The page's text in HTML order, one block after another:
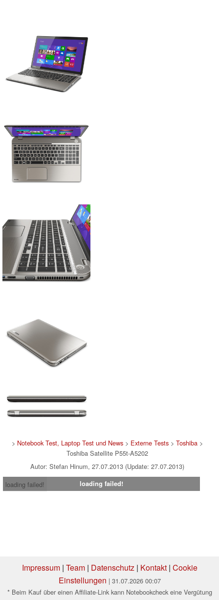
> Notebook Test, Laptop Test und News> Externe Tests> Toshiba>
Toshiba Satellite P55t-A5202
Autor: Stefan Hinum, 27.07.2013 (Update: 27.07.2013)
loading failed!
loading failed!
Impressum| Team| Datenschutz| Kontakt| Cookie
Einstellungen | 31.07.2026 00:07
* Beim Kauf über einen Affiliate-Link kann Notebookcheck eine Vergütung